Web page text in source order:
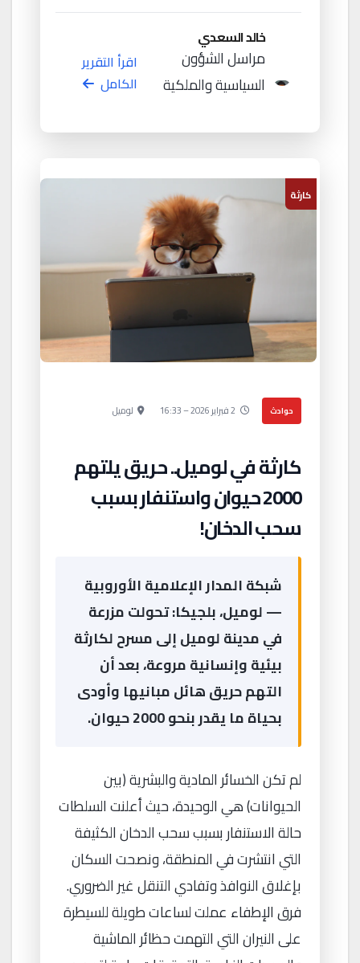
خالد السعدي
مراسل الشؤون
السياسية والملكية
اقرأ التقرير
الكامل
كارثة
حوادث لوميل
كارثة في لوميل.. حريق يلتهم
2000 حيوان واستنفار بسبب
سحب الدخان!
شبكة المدار الإعلامية الأوروبية
— لوميل، بلجيكا: تحولت مزرعة
في مدينة لوميل إلى مسرح لكارثة
بيئية وإنسانية مروعة، بعد أن
التهم حريق هائل مبانيها وأودى
بحياة ما يقدر بنحو 2000 حيوان.
لم تكن الخسائر المادية والبشرية (بين
الحيوانات) هي الوحيدة، حيث أعلنت السلطات
حالة الاستنفار بسبب سحب الدخان الكثيفة
التي انتشرت في المنطقة، ونصحت السكان
بإغلاق النوافذ وتفادي التنقل غير الضروري.
فرق الإطفاء عملت لساعات طويلة للسيطرة
على النيران التي التهمت حظائر الماشية